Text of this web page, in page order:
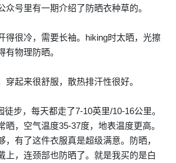
众号里有一期介绍了防晒衣种草的。
得很冷，需要长袖。hiking时太晒，光擦
有物理防晒。
穿起来很舒服，散热排汗性很好。
步，每天都走了7-10英里/10-16公里。
晒，空气温度35-37度，地表温度更高。
，有了这件衣服真是超级满意。防晒，
上，连颈部也防晒了。就是我买的是白